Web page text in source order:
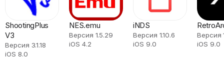
ShootingPlus
V3
Версия 3.1.18
iOS 8.0
NES.emu
Версия 1.5.29
iOS 4.2
iNDS
Версия 1.10.6
iOS 9.0
Версия
iOS 9.0